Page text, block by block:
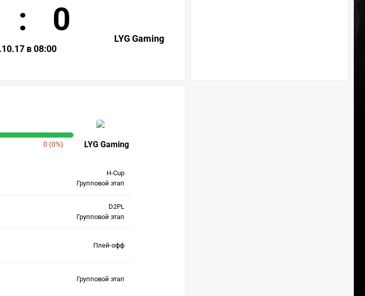
LYG Gaming
: 0
в 08:00
LYG Gaming
0 (0%)
H-Cup
Групповой этап
D2PL
Групповой этап
Плей-офф
Групповой этап